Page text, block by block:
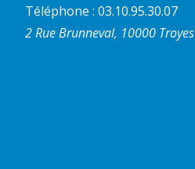
Téléphone : 03.10.95.30.07
2 Rue Brunneval, 10000 Troyes